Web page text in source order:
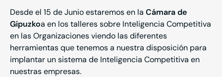
Desde el 15 de Junio estaremos en la Cámara de
Gipuzkoa en los talleres sobre Inteligencia Competitiva
en las Organizaciones viendo las diferentes
herramientas que tenemos a nuestra disposición para
implantar un sistema de Inteligencia Competitiva en
nuestras empresas.